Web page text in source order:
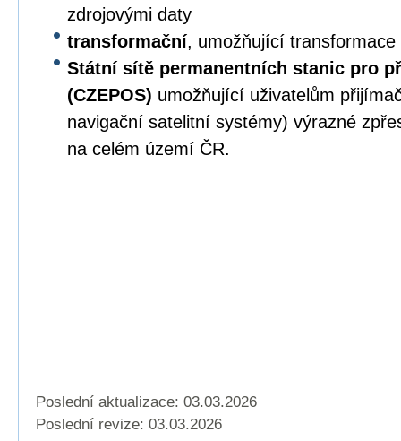
zdrojovými daty
transformační, umožňující transformace
Státní sítě permanentních stanic pro
(CZEPOS) umožňující uživatelům
navigační satelitní systémy) výrazné
na celém území ČR.
Poslední aktualizace: 03.03.2026
Poslední revize: 03.03.2026